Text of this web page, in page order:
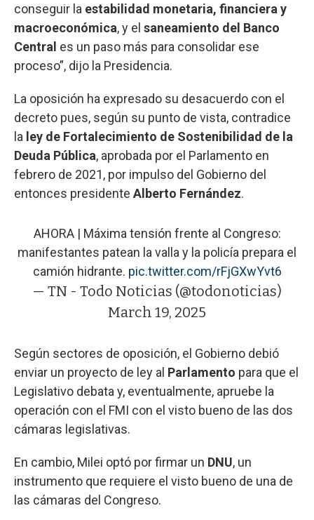
conseguir la estabilidad monetaria, financiera y
macroeconómica, y el saneamiento del Banco
Central es un paso más para consolidar ese
proceso”, dijo la Presidencia.
La oposición ha expresado su desacuerdo con el
decreto pues, según su punto de vista, contradice
la ley de Fortalecimiento de Sostenibilidad de la
Deuda Pública, aprobada por el Parlamento en
febrero de 2021, por impulso del Gobierno del
entonces presidente Alberto Fernández.
AHORA | Máxima tensión frente al Congreso:
manifestantes patean la valla y la policía prepara el
camión hidrante. pic.twitter.com/rFjGXwYvt6
— TN - Todo Noticias (@todonoticias)
March 19, 2025
Según sectores de oposición, el Gobierno debió
enviar un proyecto de ley al Parlamento para que el
Legislativo debata y, eventualmente, apruebe la
operación con el FMI con el visto bueno de las dos
cámaras legislativas.
En cambio, Milei optó por firmar un DNU, un
instrumento que requiere el visto bueno de una de
las cámaras del Congreso.